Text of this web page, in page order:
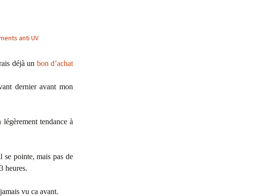
anti UV
déjà un bon d’achat
dernier avant mon
tendance à
se pointe, mais pas de
heures.
vu ca avant.